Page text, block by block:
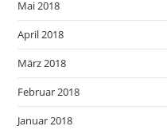
Mai 2018
April 2018
März 2018
Februar 2018
Januar 2018